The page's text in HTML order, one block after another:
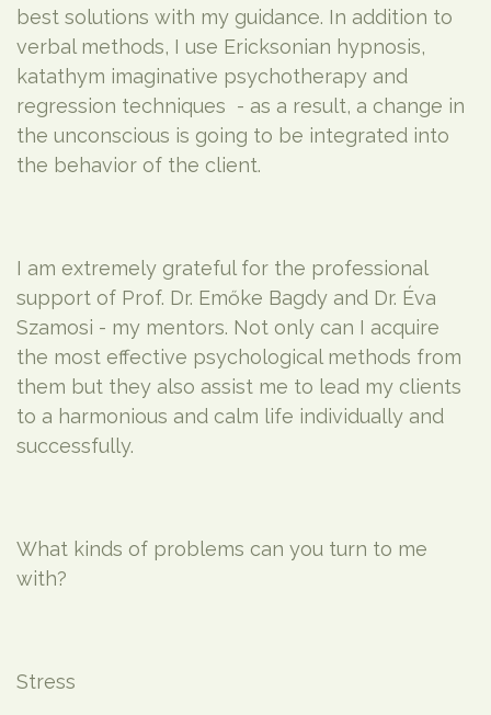
best solutions with my guidance. In addition to
verbal methods, I use Ericksonian hypnosis,
katathym imaginative psychotherapy and
regression techniques - as a result, a change in
the unconscious is going to be integrated into
the behavior of the client.
I am extremely grateful for the professional
support of Prof. Dr. Emőke Bagdy and Dr. Éva
Szamosi - my mentors. Not only can I acquire
the most effective psychological methods from
them but they also assist me to lead my clients
to a harmonious and calm life individually and
successfully.
What kinds of problems can you turn to me
with?
Stress